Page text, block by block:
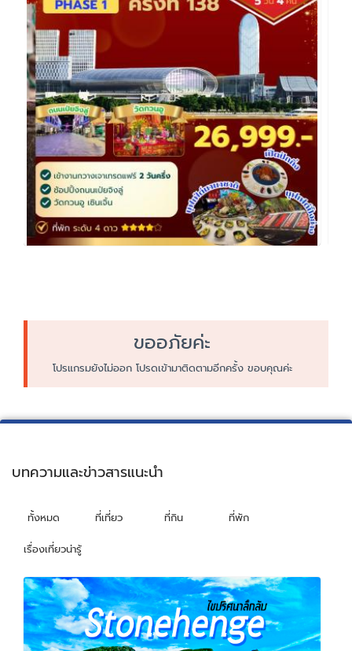
ขออภัยค่ะ
โปรแกรมยังไม่ออก โปรดเข้ามาติดตามอีกครั้ง ขอบคุณค่ะ
บทความและข่าวสารแนะนำ
ทั้งหมด ที่เที่ยว ที่กิน ที่พัก
เรื่องเที่ยวน่ารู้